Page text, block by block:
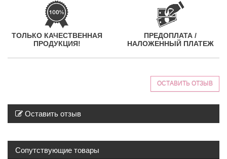
ТОЛЬКО КАЧЕСТВЕННАЯ
ПРОДУКЦИЯ!
ПРЕДОПЛАТА /
НАЛОЖЕННЫЙ ПЛАТЕЖ
ОСТАВИТЬ ОТЗЫВ
Оставить отзыв
Сопутствующие товары